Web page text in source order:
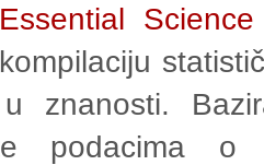
Essential
kompilaciju
znanosti.
podacima o